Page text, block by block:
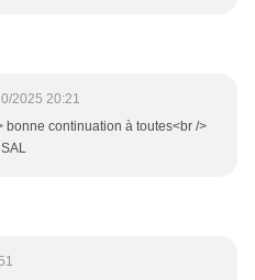
2025 20:21
bonne continuation à toutes<br />